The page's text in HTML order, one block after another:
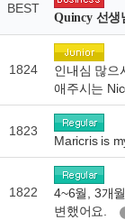
BEST
Quincy 선생
1824
인내심 많으
애주시는
1823
Maricris is
1822
4~6월, 3개
변했어요.